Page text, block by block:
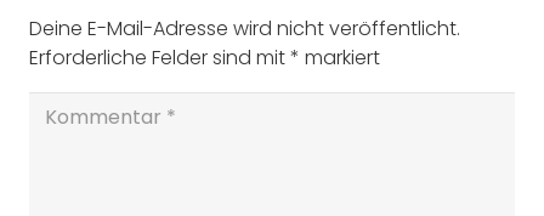
Deine E-Mail-Adresse wird nicht veröffentlicht.
Erforderliche Felder sind mit* markiert